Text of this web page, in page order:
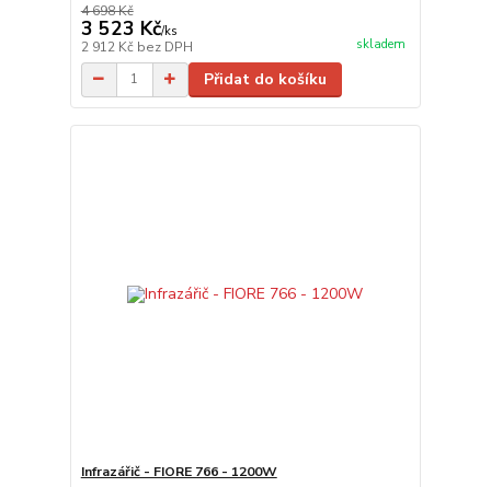
4 698 Kč
3 523 Kč/ks
2 912 Kč bez DPH skladem
Přidat do košíku
Infrazářič - FIORE 766 - 1200W